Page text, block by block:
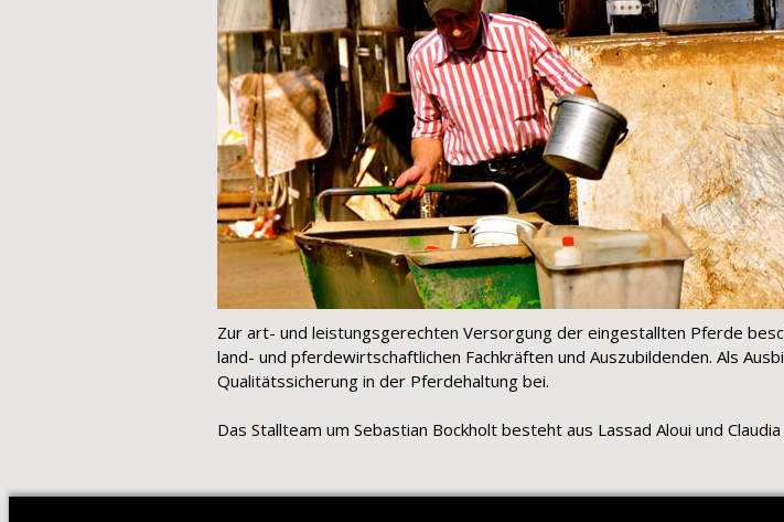
Zur art- und leistungsgerechten Versorgung der eingestallten Pferde
land- und pferdewirtschaftlichen Fachkräften und Auszubildenden. Als
Qualitätssicherung in der Pferdehaltung bei.
Das Stallteam um Sebastian Bockholt besteht aus Lassad Aloui und